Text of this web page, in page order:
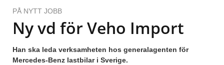
PÅ NYTT JOBB
Ny vd för Veho Import
Han ska leda verksamheten hos generalagenten för
Mercedes-Benz lastbilar i Sverige.